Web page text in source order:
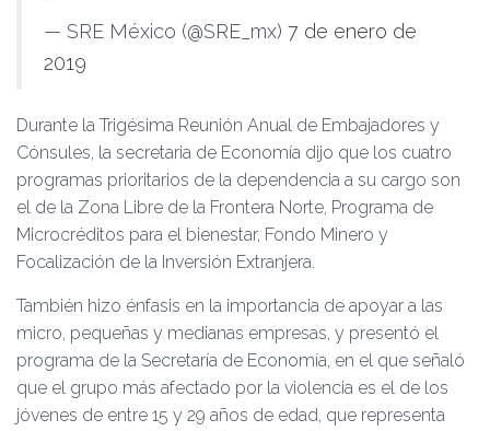
— SRE México (@SRE_mx) 7 de enero de
2019
Durante la Trigésima Reunión Anual de Embajadores y
Cónsules, la secretaria de Economía dijo que los cuatro
programas prioritarios de la dependencia a su cargo son
el de la Zona Libre de la Frontera Norte, Programa de
Microcréditos para el bienestar, Fondo Minero y
Focalización de la Inversión Extranjera.
También hizo énfasis en la importancia de apoyar a las
micro, pequeñas y medianas empresas, y presentó el
programa de la Secretaría de Economía, en el que señaló
que el grupo más afectado por la violencia es el de los
jóvenes de entre 15 y 29 años de edad, que representa